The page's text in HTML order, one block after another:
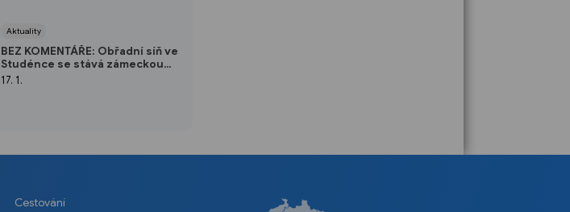
Aktuality
BEZ KOMENTÁŘE: Obřadní síň ve
Studénce se stává zámeckou
komnatou se vším všudy
17. 1.
Cestování